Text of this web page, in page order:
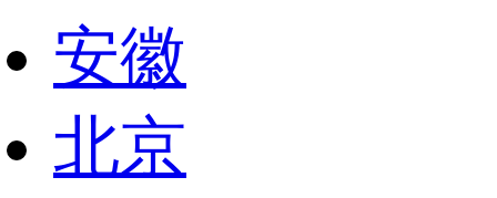
安徽
北京